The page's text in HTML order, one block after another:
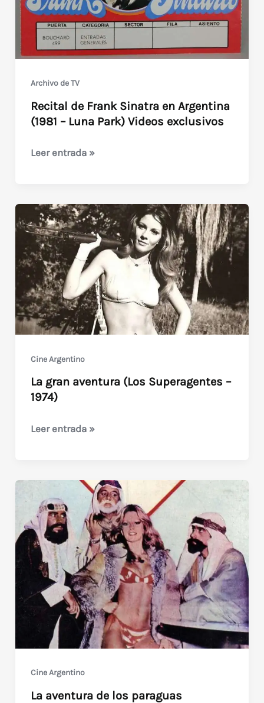
Archivo de TV
Recital de Frank Sinatra en Argentina
(1981 – Luna Park) Videos exclusivos
Recital
Sinatra
en
Argentina
(1981
–
Luna
Park)
Videos
exclusivos
Leer entrada »
Cine Argentino
La gran aventura (Los Superagentes –
1974)
La
(Los
Superagentes
1974)
Leer entrada »
Cine Argentino
La aventura de los paraguas